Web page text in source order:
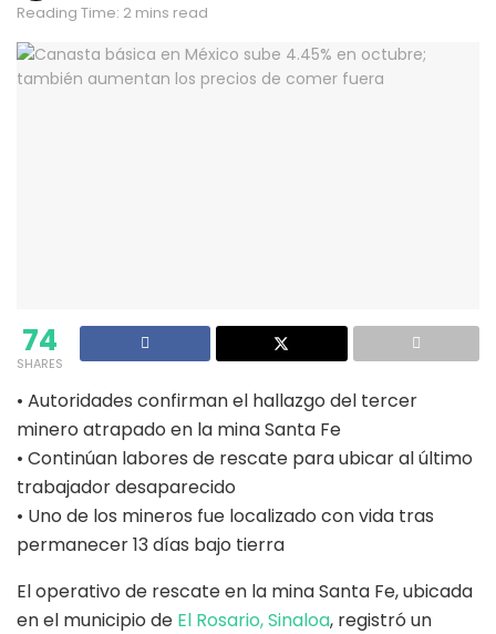
Reading Time: 2 mins read
74
SHARES
• Autoridades confirman el hallazgo del tercer
minero atrapado en la mina Santa Fe
• Continúan labores de rescate para ubicar al último
trabajador desaparecido
• Uno de los mineros fue localizado con vida tras
permanecer 13 días bajo tierra
El operativo de rescate en la mina Santa Fe, ubicada
en el municipio de El Rosario, Sinaloa, registró un